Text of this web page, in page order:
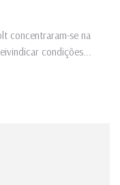
concentraram-se na
condições...